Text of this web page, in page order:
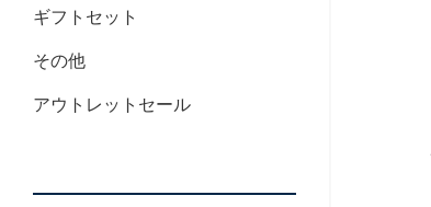
ギフトセット
その他
アウトレットセール